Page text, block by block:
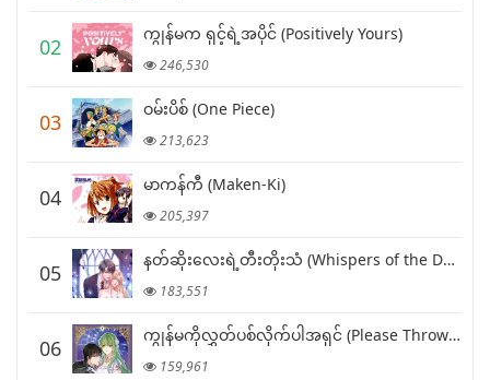
02
ကျွန်မက ရှင့်ရဲ့အပိုင် (Positively Yours)
246,530
03
ဝမ်းပိစ် (One Piece)
213,623
04
မာကန်ကီ (Maken-Ki)
205,397
05
နတ်ဆိုးလေးရဲ့တီးတိုးသံ (Whispers of the Devil)
183,551
06
ကျွန်မကိုလွှတ်ပစ်လိုက်ပါအရှင် (Please Throw Me Away)
159,961